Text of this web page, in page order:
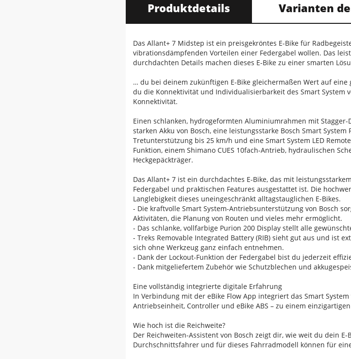
Produktdetails Varianten
Das Allant+ 7 Midstep ist ein preisgekröntes E-Bike für
vibrationsdämpfenden Vorteilen einer Federgabel wollen. Das
durchdachten Details machen dieses E-Bike zu einer smarten
… du bei deinem zukünftigen E-Bike gleichermaßen Wert auf
du die Konnektivität und Individualisierbarkeit des Smart System
Konnektivität.
Einen schlanken, hydrogeformten Aluminiumrahmen mit
starken Akku von Bosch, eine leistungsstarke Bosch Smart
Tretunterstützung bis 25 km/h und eine Smart System LED
Funktion, einem Shimano CUES 10fach-Antrieb, hydraulischen
Heckgepäckträger.
Das Allant+ 7 ist ein durchdachtes E-Bike, das mit
Federgabel und praktischen Features ausgestattet ist. Die
Langlebigkeit dieses uneingeschränkt alltagstauglichen E-Bikes.
- Die kraftvolle Smart System-Antriebsunterstützung von Bosch
Aktivitäten, die Planung von Routen und vieles mehr ermöglicht.
- Das schlanke, vollfarbige Purion 200 Display stellt alle
- Treks Removable Integrated Battery (RIB) sieht gut aus und ist
sich ohne Werkzeug ganz einfach entnehmen.
- Dank der Lockout-Funktion der Federgabel bist du jederzeit
- Dank mitgeliefertem Zubehör wie Schutzblechen und
Eine vollständig integrierte digitale Erfahrung
In Verbindung mit der eBike Flow App integriert das Smart
Antriebseinheit, Controller und eBike ABS – zu einem
Wie hoch ist die Reichweite?
Der Reichweiten-Assistent von Bosch zeigt dir, wie weit du dein
Durchschnittsfahrer und für dieses Fahrradmodell können für